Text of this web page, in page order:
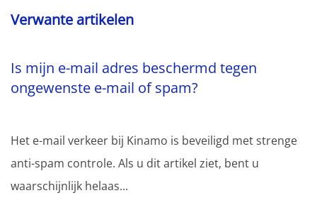
Verwante artikelen
Is mijn e-mail adres beschermd tegen
ongewenste e-mail of spam?
Het e-mail verkeer bij Kinamo is beveiligd met strenge
anti-spam controle. Als u dit artikel ziet, bent u
waarschijnlijk helaas...